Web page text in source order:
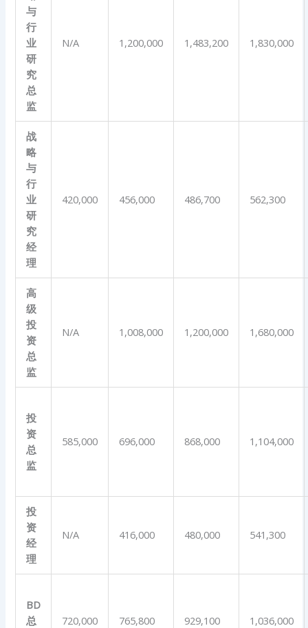
与
行
业
研
究
总
监
N/A 1,200,000 1,483,200 1,830,000
战
略
与
行
业
研
究
经
理
420,000 456,000 486,700 562,300
高
级
投
资
总
监
N/A 1,008,000 1,200,000 1,680,000
投
资
总
监
585,000 696,000 868,000 1,104,000
投
资
经
理
N/A 416,000 480,000 541,300
BD
总
720,000 765,800 929,100 1,036,000